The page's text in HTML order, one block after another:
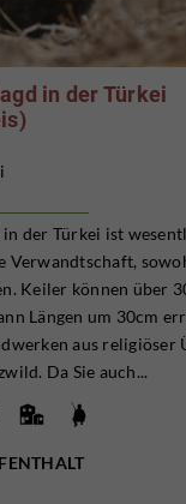
in der Türkei
in der Türkei ist
Verwandtschaft,
Keiler können über
Längen um 30cm
aus religiöser
Da Sie auch...